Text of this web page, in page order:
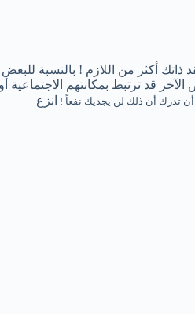
ذاتك أكثر من اللازم !
قد ترتبط بمكانتهم الاجتماعية
أن تدرك أن ذلك لن يجديك نفعاً ! انزع